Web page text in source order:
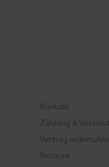
Kontakt
Zahlung & Versand
Vertrag widerrufen
Retoure